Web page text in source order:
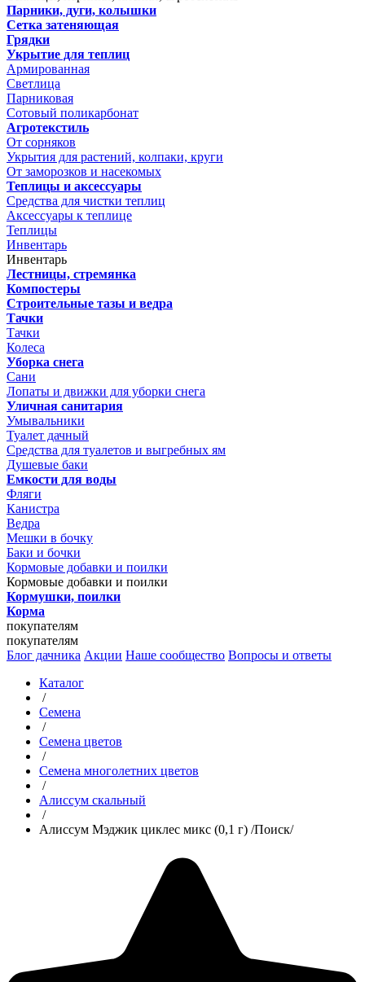
Парники, дуги, колышки
Сетка затеняющая
Грядки
Укрытие для теплиц
Армированная
Светлица
Парниковая
Сотовый поликарбонат
Агротекстиль
От сорняков
Укрытия для растений, колпаки, круги
От заморозков и насекомых
Теплицы и аксессуары
Средства для чистки теплиц
Аксессуары к теплице
Теплицы
Инвентарь
Инвентарь
Лестницы, стремянка
Компостеры
Строительные тазы и ведра
Тачки
Тачки
Колеса
Уборка снега
Сани
Лопаты и движки для уборки снега
Уличная санитария
Умывальники
Туалет дачный
Средства для туалетов и выгребных ям
Душевые баки
Емкости для воды
Фляги
Канистра
Ведра
Мешки в бочку
Баки и бочки
Кормовые добавки и поилки
Кормовые добавки и поилки
Кормушки, поилки
Корма
покупателям
покупателям
Блог дачника Акции Наше сообщество Вопросы и ответы
Каталог
/
Семена
/
Семена цветов
/
Семена многолетних цветов
/
Алиссум скальный
/
Алиссум Мэджик циклес микс (0,1 г) /Поиск/